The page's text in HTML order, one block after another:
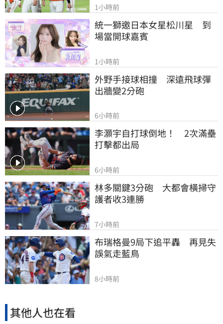
1小時前
統一獅邀日本女星松川星　到
場當開球嘉賓
1小時前
外野手接球相撞　深遠飛球彈
出牆變2分砲
6小時前
李灝宇自打球倒地！　2次滿壘
打擊都出局
6小時前
林多關鍵3分砲　大都會橫掃守
護者收3連勝
7小時前
布瑞格曼9局下追平轟　再見失
誤氣走藍鳥
8小時前
其他人也在看